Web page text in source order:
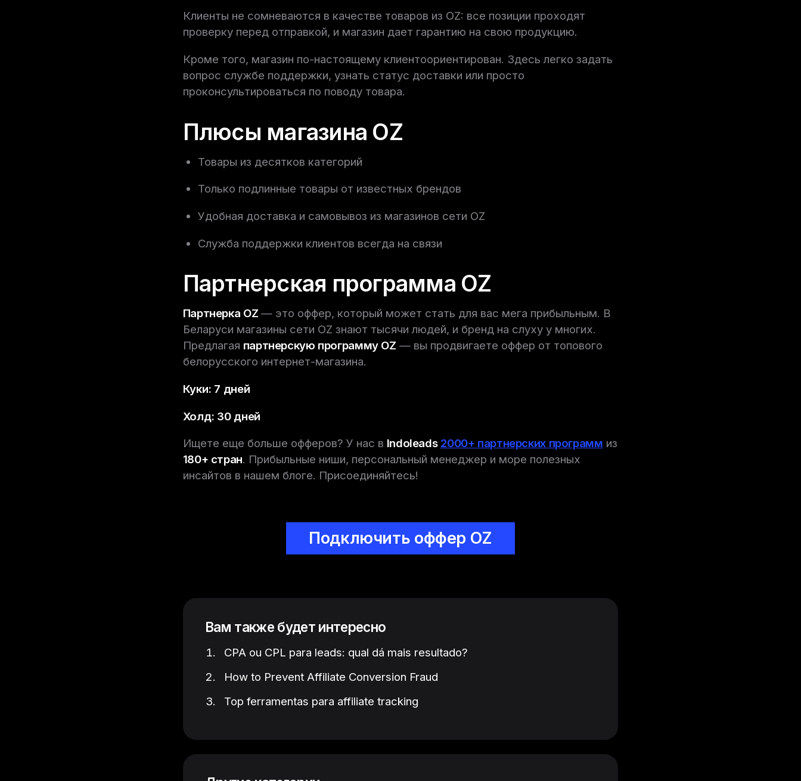
Клиенты не сомневаются в качестве товаров из OZ: все позиции проходят
проверку перед отправкой, и магазин дает гарантию на свою продукцию.
Кроме того, магазин по-настоящему клиентоориентирован. Здесь легко задать
вопрос службе поддержки, узнать статус доставки или просто
проконсультироваться по поводу товара.
Плюсы магазина OZ
Товары из десятков категорий
Только подлинные товары от известных брендов
Удобная доставка и самовывоз из магазинов сети OZ
Служба поддержки клиентов всегда на связи
Партнерская программа OZ
Партнерка OZ — это оффер, который может стать для вас мега прибыльным. В
Беларуси магазины сети OZ знают тысячи людей, и бренд на слуху у многих.
Предлагая партнерскую программу OZ — вы продвигаете оффер от топового
белорусского интернет-магазина.
Куки: 7 дней
Холд: 30 дней
Ищете еще больше офферов? У нас в Indoleads 2000+ партнерских программ из
180+ стран. Прибыльные ниши, персональный менеджер и море полезных
инсайтов в нашем блоге. Присоединяйтесь!
Подключить оффер OZ
Вам также будет интересно
CPA ou CPL para leads: qual dá mais resultado?
How to Prevent Affiliate Conversion Fraud
Top ferramentas para affiliate tracking